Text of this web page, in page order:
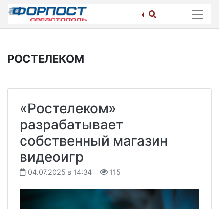
Skip
content
РОСТЕЛЕКОМ
«Ростелеком»
разрабатывает
собственный магазин
видеоигр
04.07.2025 в 14:34 115